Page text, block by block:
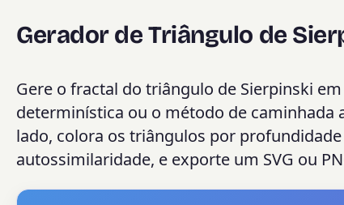
Gerador de Triângulo de
Gere o fractal do triângulo de Sierpinski
determinística ou o método de caminhada
lado, colora os triângulos por
autossimilaridade, e exporte um SVG ou